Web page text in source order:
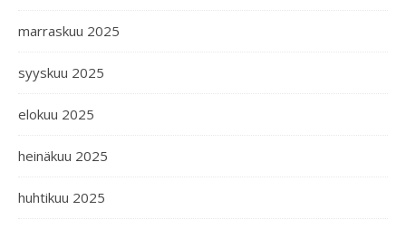
marraskuu 2025
syyskuu 2025
elokuu 2025
heinäkuu 2025
huhtikuu 2025